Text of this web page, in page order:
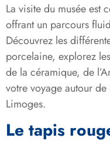
La visite du musée est
offrant un parcours
Découvrez les
porcelaine, explorez
de la céramique, de
votre voyage autour
Limoges.
Le tapis